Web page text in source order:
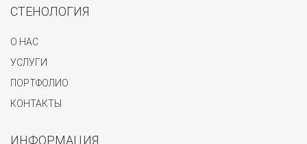
СТЕНОЛОГИЯ
О НАС
УСЛУГИ
ПОРТФОЛИО
КОНТАКТЫ
ИНФОРМАЦИЯ